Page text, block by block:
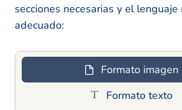
secciones necesarias y el lenguaje
adecuado:
Formato imagen
Formato texto